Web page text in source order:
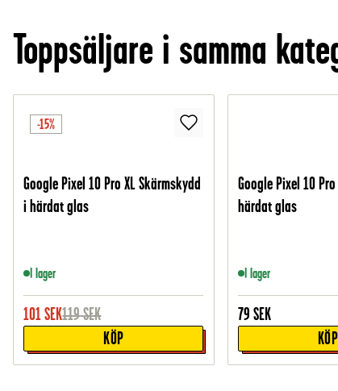
Toppsäljare i samma
-15%
Google Pixel 10 Pro XL Skärmskydd
i härdat glas
I lager
101SEK119SEK
KÖP
Google Pixel 10
härdat glas
I lager
79 SEK
KÖP